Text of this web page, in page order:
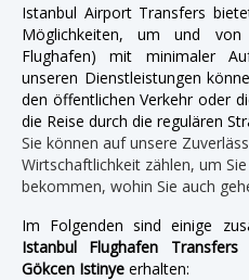
Istanbul Airport Transfers
Möglichkeiten, um und von
Flughafen) mit minimaler
unseren Dienstleistungen
den öffentlichen Verkehr oder
die Reise durch die regulären
Sie können auf unsere
Wirtschaftlichkeit zählen, um
bekommen, wohin Sie auch
Im Folgenden sind einige
Istanbul Flughafen
Gökcen Istinye erhalten: